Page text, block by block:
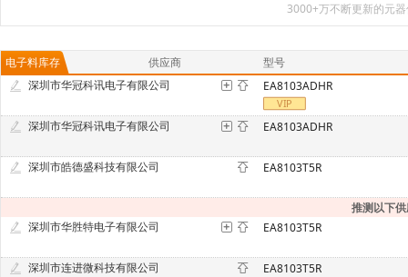
3000+万不断更新的元
电子料库存 供应商
型号
深圳市华冠科讯电子有限公司
EA8103ADHR
深圳市华冠科讯电子有限公司 EA8103ADHR
深圳市皓德盛科技有限公司 EA8103T5R
推测以下
深圳市华胜特电子有限公司
EA8103T5R
深圳市连进微科技有限公司 EA8103T5R